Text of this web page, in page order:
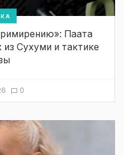
Паата
из Сухуми и тактике
0